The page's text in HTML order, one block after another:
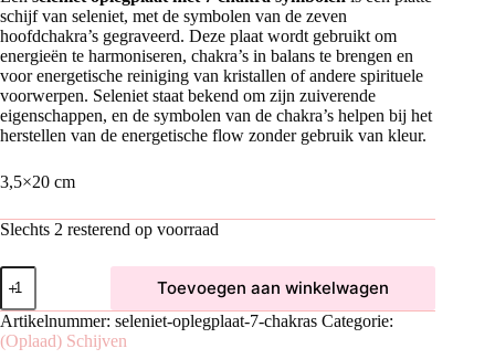
€9,99.
€4,99.
schijf van seleniet, met de symbolen van de zeven
hoofdchakra’s gegraveerd. Deze plaat wordt gebruikt om
energieën te harmoniseren, chakra’s in balans te brengen en
voor energetische reiniging van kristallen of andere spirituele
voorwerpen. Seleniet staat bekend om zijn zuiverende
eigenschappen, en de symbolen van de chakra’s helpen bij het
herstellen van de energetische flow zonder gebruik van kleur.
3,5×20 cm
Slechts 2 resterend op voorraad
Seleniet
Oplegplaat
|
7
Chakra's
Toevoegen aan winkelwagen
Artikelnummer: seleniet-oplegplaat-7-chakras Categorie:
(Oplaad) Schijven